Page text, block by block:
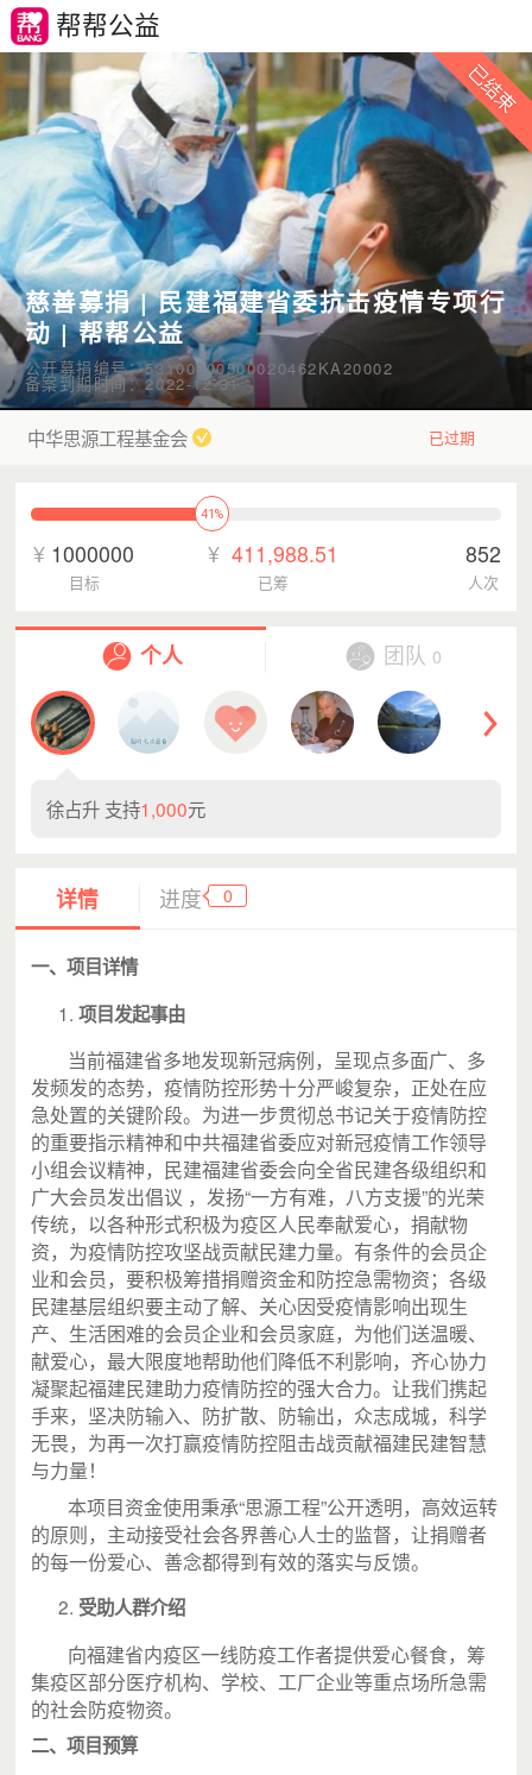
帮帮公益
慈善募捐 | 民建福建省委抗击疫情专项行
动 | 帮帮公益
公开募捐编号：53100000500020462KA20002
备案到期时间：2022-12-31
中华思源工程基金会 已过期
41%
¥ 1000000
目标
¥ 411,988.51
已筹
852
人次
个人 团队 0
徐占升 支持1,000元
详情 进度 0
一、项目详情
项目发起事由
当前福建省多地发现新冠病例，呈现点多面广、多
发频发的态势，疫情防控形势十分严峻复杂，正处在应
急处置的关键阶段。为进一步贯彻总书记关于疫情防控
的重要指示精神和中共福建省委应对新冠疫情工作领导
小组会议精神，民建福建省委会向全省民建各级组织和
广大会员发出倡议 ，发扬“一方有难，八方支援”的光荣
传统，以各种形式积极为疫区人民奉献爱心，捐献物
资，为疫情防控攻坚战贡献民建力量。有条件的会员企
业和会员，要积极筹措捐赠资金和防控急需物资；各级
民建基层组织要主动了解、关心因受疫情影响出现生
产、生活困难的会员企业和会员家庭，为他们送温暖、
献爱心，最大限度地帮助他们降低不利影响，齐心协力
凝聚起福建民建助力疫情防控的强大合力。让我们携起
手来，坚决防输入、防扩散、防输出，众志成城，科学
无畏，为再一次打赢疫情防控阻击战贡献福建民建智慧
与力量！
本项目资金使用秉承“思源工程”公开透明，高效运转
的原则，主动接受社会各界善心人士的监督，让捐赠者
的每一份爱心、善念都得到有效的落实与反馈。
受助人群介绍
向福建省内疫区一线防疫工作者提供爱心餐食，筹
集疫区部分医疗机构、学校、工厂企业等重点场所急需
的社会防疫物资。
二、项目预算